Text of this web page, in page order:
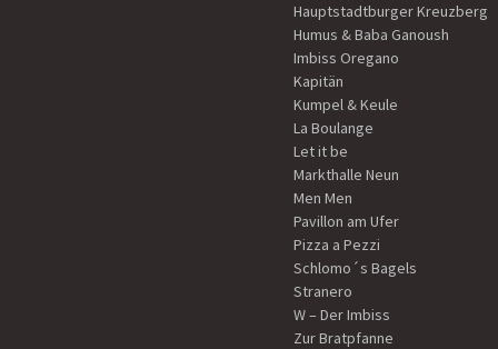
Hauptstadtburger Kreuzberg
Humus & Baba Ganoush
Imbiss Oregano
Kapitän
Kumpel & Keule
La Boulange
Let it be
Markthalle Neun
Men Men
Pavillon am Ufer
Pizza a Pezzi
Schlomo´s Bagels
Stranero
W – Der Imbiss
Zur Bratpfanne